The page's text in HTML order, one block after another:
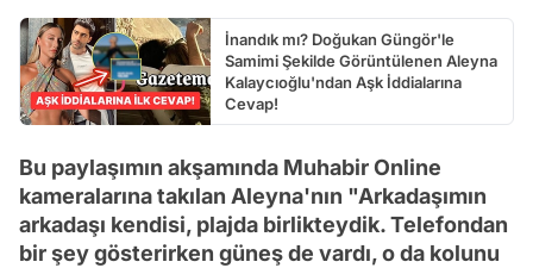
İnandık mı? Doğukan Güngör'le
Samimi Şekilde Görüntülenen Aleyna
Kalaycıoğlu'ndan Aşk İddialarına
Cevap!
Bu paylaşımın akşamında Muhabir Online
kameralarına takılan Aleyna'nın "Arkadaşımın
arkadaşı kendisi, plajda birlikteydik. Telefondan
bir şey gösterirken güneş de vardı, o da kolunu